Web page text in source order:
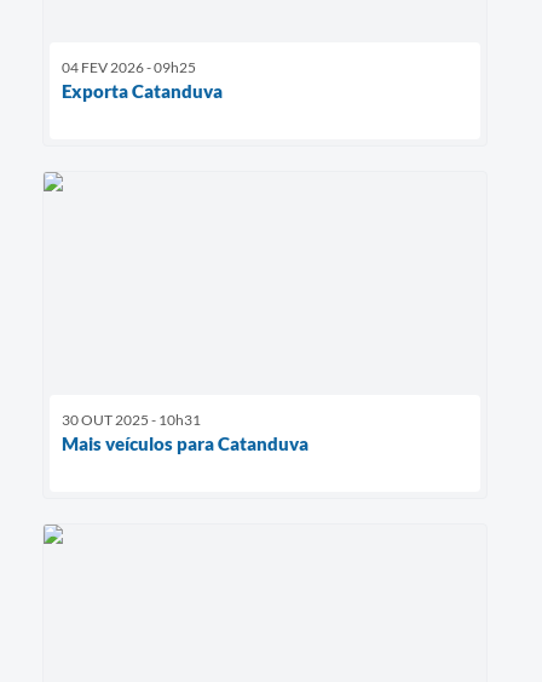
04 FEV 2026 - 09h25
Exporta Catanduva
30 OUT 2025 - 10h31
Mais veículos para Catanduva